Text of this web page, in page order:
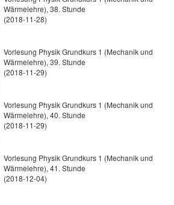
Wärmelehre), 38. Stunde
(2018-11-28)
Vorlesung Physik Grundkurs 1 (Mechanik und
Wärmelehre), 39. Stunde
(2018-11-29)
Vorlesung Physik Grundkurs 1 (Mechanik und
Wärmelehre), 40. Stunde
(2018-11-29)
Vorlesung Physik Grundkurs 1 (Mechanik und
Wärmelehre), 41. Stunde
(2018-12-04)